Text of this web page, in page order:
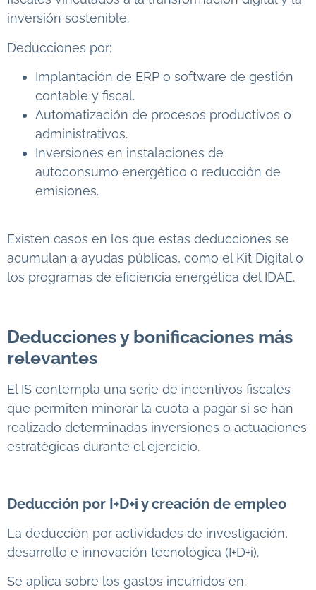
inversión sostenible.
Deducciones por:
Implantación de ERP o software de gestión
contable y fiscal.
Automatización de procesos productivos o
administrativos.
Inversiones en instalaciones de
autoconsumo energético o reducción de
emisiones.
Existen casos en los que estas deducciones se
acumulan a ayudas públicas, como el Kit Digital o
los programas de eficiencia energética del IDAE.
Deducciones y bonificaciones más
relevantes
El IS contempla una serie de incentivos fiscales
que permiten minorar la cuota a pagar si se han
realizado determinadas inversiones o actuaciones
estratégicas durante el ejercicio.
Deducción por I+D+i y creación de empleo
La deducción por actividades de investigación,
desarrollo e innovación tecnológica (I+D+i).
Se aplica sobre los gastos incurridos en: